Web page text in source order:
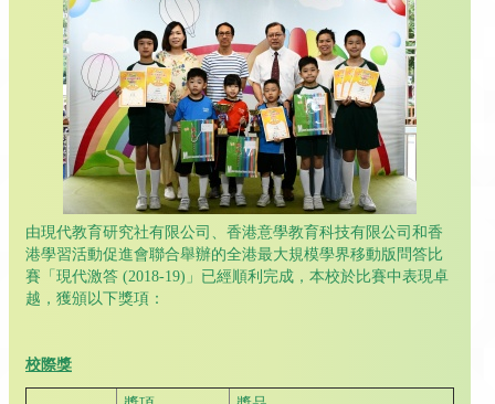
由現代教育研究社有限公司、香港意學教育科技有限公司和香
港學習活動促進會聯合舉辦的全港最大規模學界移動版問答比
賽「現代激答 (2018-19)」已經順利完成，本校於比賽中表現卓
越，獲頒以下獎項：
校際獎